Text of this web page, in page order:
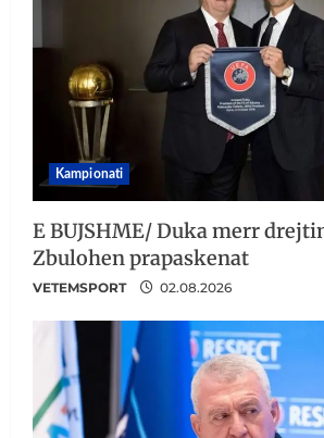
Kampionati
E BUJSHME/ Duka merr
Zbulohen prapaskenat
VETEMSPORT 02.08.2026